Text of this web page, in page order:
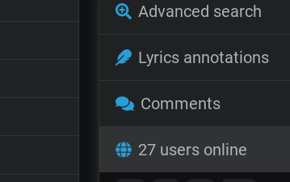
Advanced search
Lyrics annotations
Comments
27 users online